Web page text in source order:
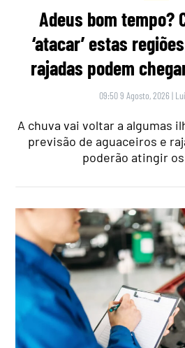
Adeus bom tempo?
‘atacar’ estas
rajadas podem
09:50 9 Agosto, 2026 |
A chuva vai voltar a algumas
previsão de aguaceiros e
poderão atingir